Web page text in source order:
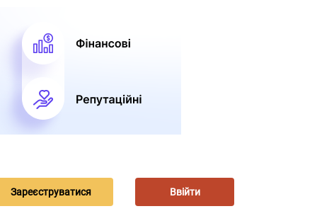
Зареєструватися Ввійти